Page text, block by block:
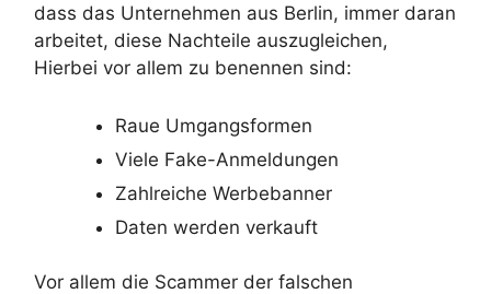
dass das Unternehmen aus Berlin, immer daran
arbeitet, diese Nachteile auszugleichen,
Hierbei vor allem zu benennen sind:
Raue Umgangsformen
Viele Fake-Anmeldungen
Zahlreiche Werbebanner
Daten werden verkauft
Vor allem die Scammer der falschen